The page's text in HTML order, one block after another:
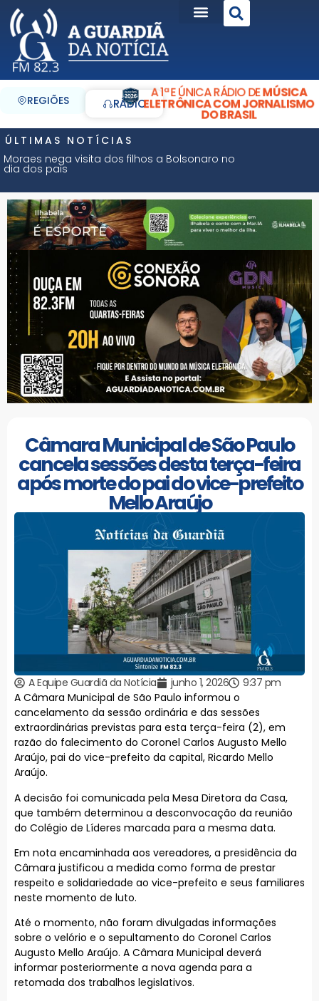
REGIÕES RÁDIO
A 1ª E ÚNICA RÁDIO DEMÚSICA
ELETRÔNICA COM JORNALISMO
DO BRASIL
ÚLTIMAS NOTÍCIAS
Moraes nega visita dos filhos a Bolsonaro no
dia dos pais
Câmara Municipal de São Paulo
cancela sessões desta terça-feira
após morte do pai do vice-prefeito
Mello Araújo
A Equipe Guardiã da Notícia junho 1, 2026
9:37 pm
A Câmara Municipal de São Paulo informou o
cancelamento da sessão ordinária e das sessões
extraordinárias previstas para esta terça-feira (2), em
razão do falecimento do Coronel Carlos Augusto Mello
Araújo, pai do vice-prefeito da capital, Ricardo Mello
Araújo.
A decisão foi comunicada pela Mesa Diretora da Casa,
que também determinou a desconvocação da reunião
do Colégio de Líderes marcada para a mesma data.
Em nota encaminhada aos vereadores, a presidência da
Câmara justificou a medida como forma de prestar
respeito e solidariedade ao vice-prefeito e seus familiares
neste momento de luto.
Até o momento, não foram divulgadas informações
sobre o velório e o sepultamento do Coronel Carlos
Augusto Mello Araújo. A Câmara Municipal deverá
informar posteriormente a nova agenda para a
retomada dos trabalhos legislativos.